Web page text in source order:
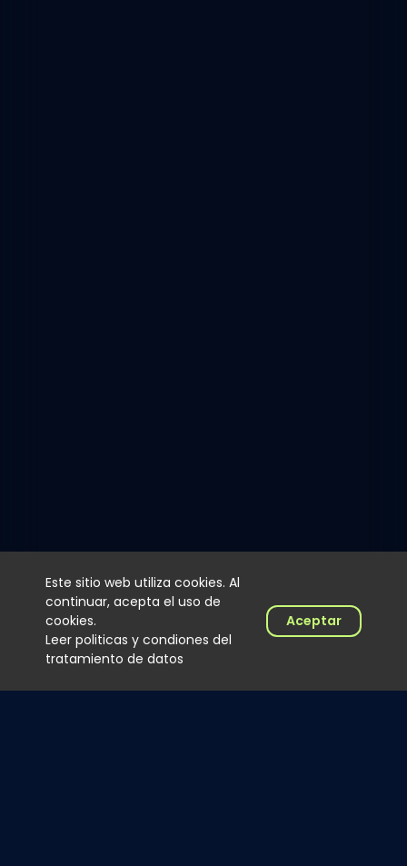
Este sitio web utiliza cookies. Al
continuar, acepta el uso de
cookies.
Leer politicas y condiones del
tratamiento de datos
Aceptar